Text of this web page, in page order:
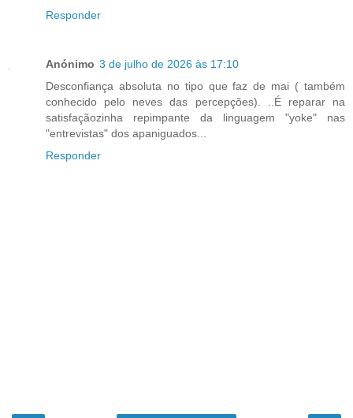
Responder
Anónimo 3 de julho de 2026 às 17:10
Desconfiança absoluta no tipo que faz de mai ( também
conhecido pelo neves das percepções). ..É reparar na
satisfaçãozinha repimpante da linguagem "yoke" nas
"entrevistas" dos apaniguados...
Responder